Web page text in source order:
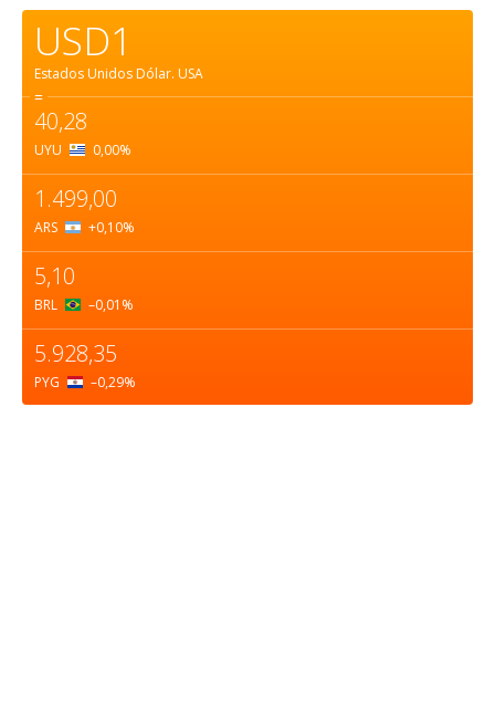
USD1
Estados Unidos Dólar. USA
=
40,28
UYU 0,00%
1.499,00
ARS +0,10%
5,10
BRL –0,01 %
5.928,35
PYG –0,29%